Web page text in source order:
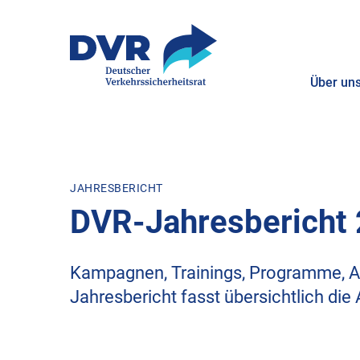
Über
JAHRESBERICHT
DVR-Jahresbericht
Kampagnen, Trainings, Programme,
Jahresbericht fasst übersichtlich die